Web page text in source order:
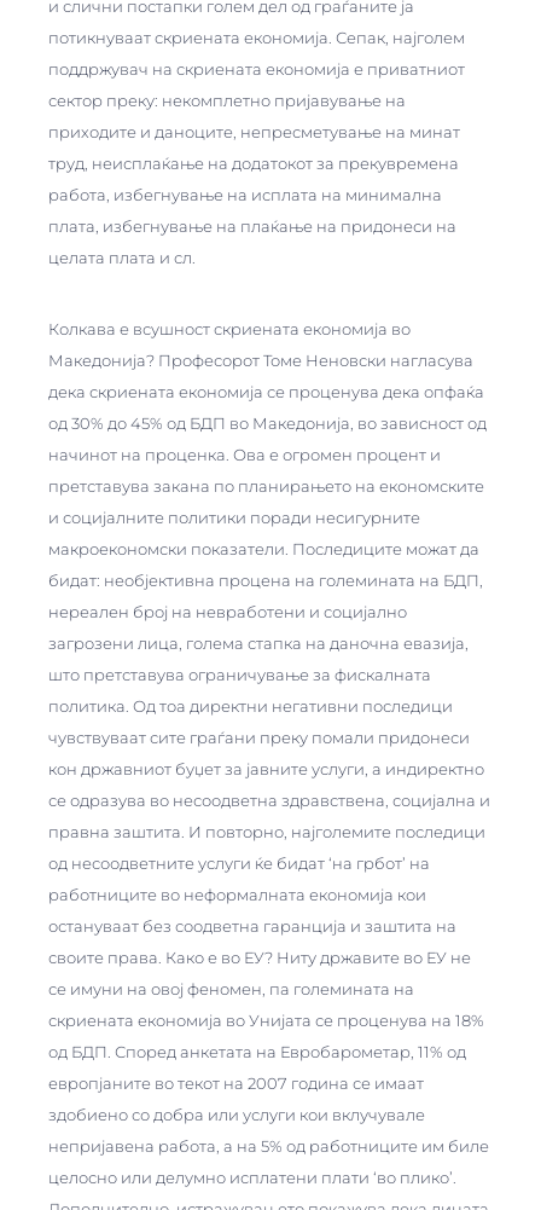
и слични постапки голем дел од граѓаните ја
потикнуваат скриената економија. Сепак, најголем
поддржувач на скриената економија е приватниот
сектор преку: некомплетно пријавување на
приходите и даноците, непресметување на минат
труд, неисплаќање на додатокот за прекувремена
работа, избегнување на исплата на минимална
плата, избегнување на плаќање на придонеси на
целата плата и сл.
Колкава е всушност скриената економија во
Македонија? Професорот Томе Неновски нагласува
дека скриената економија се проценува дека опфаќа
од 30% до 45% од БДП во Македонија, во зависност од
начинот на проценка. Ова е огромен процент и
претставува закана по планирањето на економските
и социјалните политики поради несигурните
макроекономски показатели. Последиците можат да
бидат: необјективна процена на големината на БДП,
нереален број на невработени и социјално
загрозени лица, голема стапка на даночна евазија,
што претставува ограничување за фискалната
политика. Од тоа директни негативни последици
чувствуваат сите граѓани преку помали придонеси
кон државниот буџет за јавните услуги, а индиректно
се одразува во несоодветна здравствена, социјална и
правна заштита. И повторно, најголемите последици
од несоодветните услуги ќе бидат ‘на грбот’ на
работниците во неформалната економија кои
остануваат без соодветна гаранција и заштита на
своите права. Како е во ЕУ? Ниту државите во ЕУ не
се имуни на овој феномен, па големината на
скриената економија во Унијата се проценува на 18%
од БДП. Според анкетата на Евробарометар, 11% од
европјаните во текот на 2007 година се имаат
здобиено со добра или услуги кои вклучувале
непријавена работа, а на 5% од работниците им биле
целосно или делумно исплатени плати ‘во плико’.